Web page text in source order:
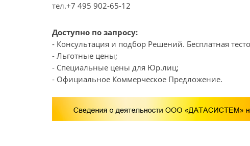
тел.+7 495 902-65-12
Доступно по запросу:
- Консультация и подбор Решений. Бесплатная
- Льготные цены;
- Специальные цены для Юр.лиц;
- Официальное Коммерческое Предложение.